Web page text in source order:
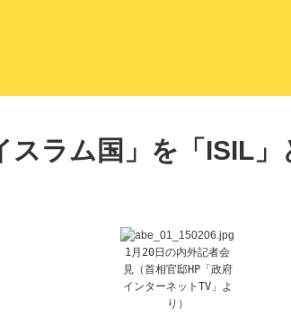
スラム国」を「ISIL
1月20日の内外記者会
見（首相官邸HP「政府
インターネットTV」よ
り）